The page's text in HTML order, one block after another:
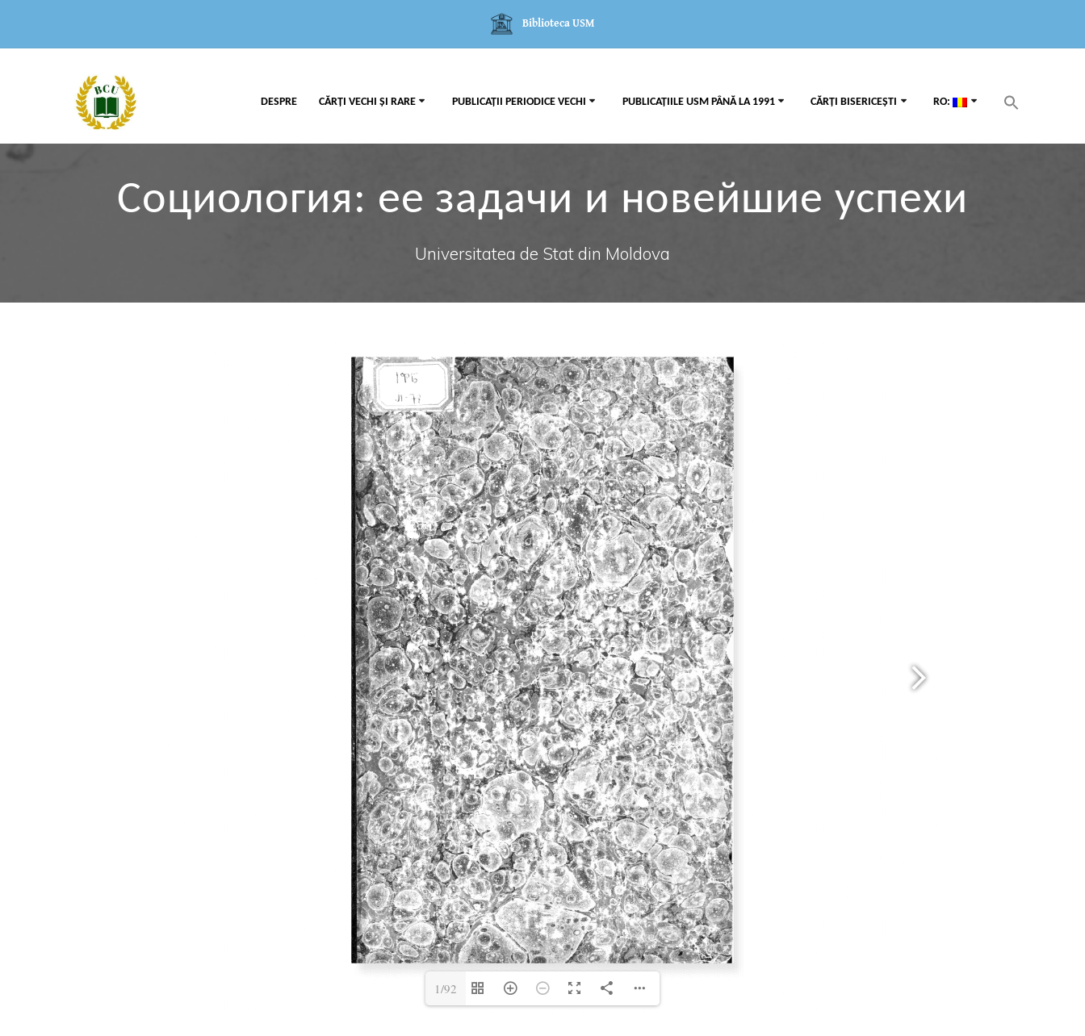
Biblioteca USM
DESPRE CĂRȚI VECHI ȘI RARE PUBLICAȚII PERIODICE VECHI PUBLICAȚIILE USM PÂNĂ LA 1991 CĂRȚI BISERICEȘTI RO:
Социология: ее задачи и новейшие успехи
Universitatea de Stat din Moldova
1/92